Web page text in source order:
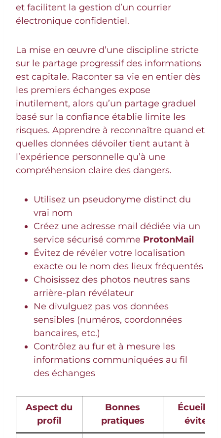
et facilitent la gestion d’un courrier
électronique confidentiel.
La mise en œuvre d’une discipline stricte
sur le partage progressif des informations
est capitale. Raconter sa vie en entier dès
les premiers échanges expose
inutilement, alors qu’un partage graduel
basé sur la confiance établie limite les
risques. Apprendre à reconnaître quand et
quelles données dévoiler tient autant à
l’expérience personnelle qu’à une
compréhension claire des dangers.
Utilisez un pseudonyme distinct du
vrai nom
Créez une adresse mail dédiée via un
service sécurisé comme ProtonMail
Évitez de révéler votre localisation
exacte ou le nom des lieux fréquentés
Choisissez des photos neutres sans
arrière-plan révélateur
Ne divulguez pas vos données
sensibles (numéros, coordonnées
bancaires, etc.)
Contrôlez au fur et à mesure les
informations communiquées au fil
des échanges
Aspect du
profil
Bonnes
pratiques
Écueils à
éviter